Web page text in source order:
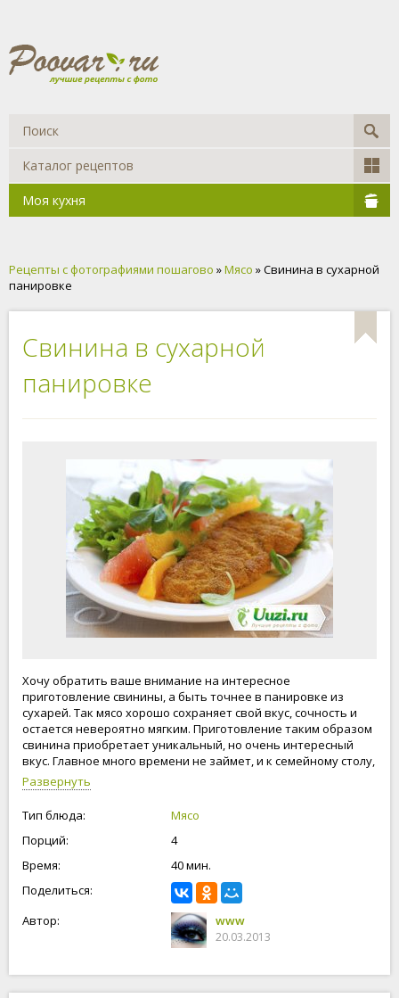
Каталог рецептов
Моя кухня
Рецепты с фотографиями пошагово »Мясо » Свинина в сухарной
панировке
Свинина в сухарной
панировке
Хочу обратить ваше внимание на интересное
приготовление свинины, а быть точнее в панировке из
сухарей. Так мясо хорошо сохраняет свой вкус, сочность и
остается невероятно мягким. Приготовление таким образом
свинина приобретает уникальный, но очень интересный
вкус. Главное много времени не займет, и к семейному столу,
то что нужно. Готовьте вместе с poovar.ru а мы вам поможем.
Приятного аппетита
Развернуть
Тип блюда:
Мясо
Порций:
4
Время:
40 мин.
Поделиться:
Автор:
www
20.03.2013